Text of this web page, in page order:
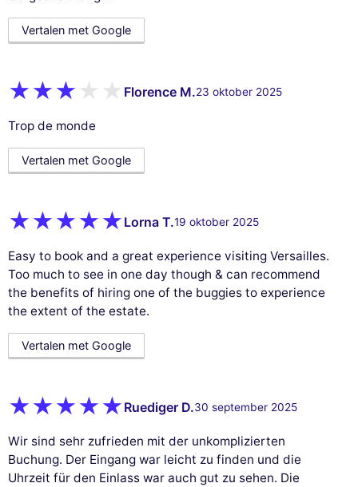
Vertalen met Google
Florence M.23 oktober 2025
Trop de monde
Vertalen met Google
Lorna T.19 oktober 2025
Easy to book and a great experience visiting Versailles.
Too much to see in one day though & can recommend
the benefits of hiring one of the buggies to experience
the extent of the estate.
Vertalen met Google
Ruediger D.30 september 2025
Wir sind sehr zufrieden mit der unkomplizierten
Buchung. Der Eingang war leicht zu finden und die
Uhrzeit für den Einlass war auch gut zu sehen. Die